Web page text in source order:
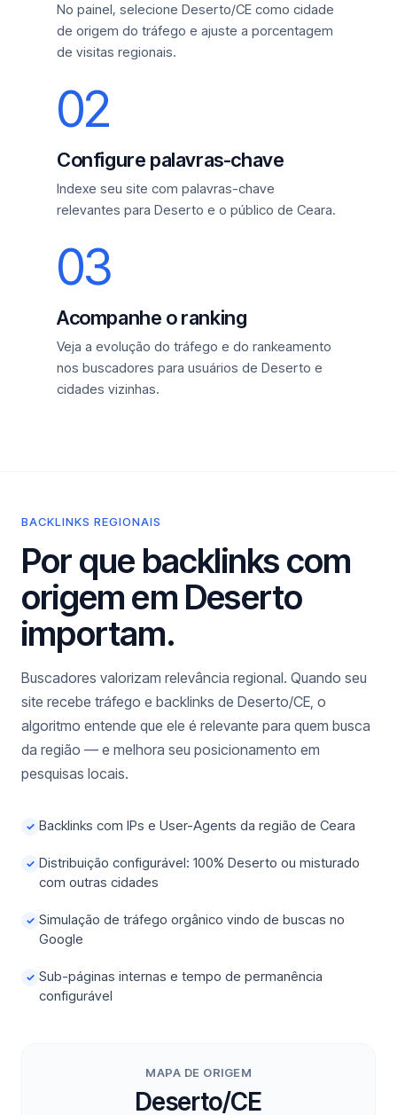
No painel, selecione Deserto/CE como cidade
de origem do tráfego e ajuste a porcentagem
de visitas regionais.
02
Configure palavras-chave
Indexe seu site com palavras-chave
relevantes para Deserto e o público de Ceara.
03
Acompanhe o ranking
Veja a evolução do tráfego e do rankeamento
nos buscadores para usuários de Deserto e
cidades vizinhas.
BACKLINKS REGIONAIS
Por que backlinks com
origem em Deserto
importam.
Buscadores valorizam relevância regional. Quando seu
site recebe tráfego e backlinks de Deserto/CE, o
algoritmo entende que ele é relevante para quem busca
da região — e melhora seu posicionamento em
pesquisas locais.
✓ Backlinks com IPs e User-Agents da região de Ceara
✓ Distribuição configurável: 100% Deserto ou misturado
com outras cidades
✓ Simulação de tráfego orgânico vindo de buscas no
Google
✓ Sub-páginas internas e tempo de permanência
configurável
MAPA DE ORIGEM
Deserto/CE